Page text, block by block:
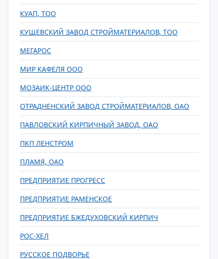
КУАП, ТОО
КУЩЕВСКИЙ ЗАВОД СТРОЙМАТЕРИАЛОВ, ТОО
МЕГАРОС
МИР КАФЕЛЯ ООО
МОЗАИК-ЦЕНТР ООО
ОТРАДНЕНСКИЙ ЗАВОД СТРОЙМАТЕРИАЛОВ, ОАО
ПАВЛОВСКИЙ КИРПИЧНЫЙ ЗАВОД, ОАО
ПКП ЛЕНСТРОМ
ПЛАМЯ, ОАО
ПРЕДПРИЯТИЕ ПРОГРЕСС
ПРЕДПРИЯТИЕ РАМЕНСКОЕ
ПРЕДПРИЯТИЕ БЖЕДУХОВСКИЙ КИРПИЧ
РОС-ХЕЛ
РУССКОЕ ПОДВОРЬЕ